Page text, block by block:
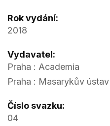
Rok vydání:
2018
Vydavatel:
Praha : Academia
Praha : Masarykův
Číslo svazku:
04